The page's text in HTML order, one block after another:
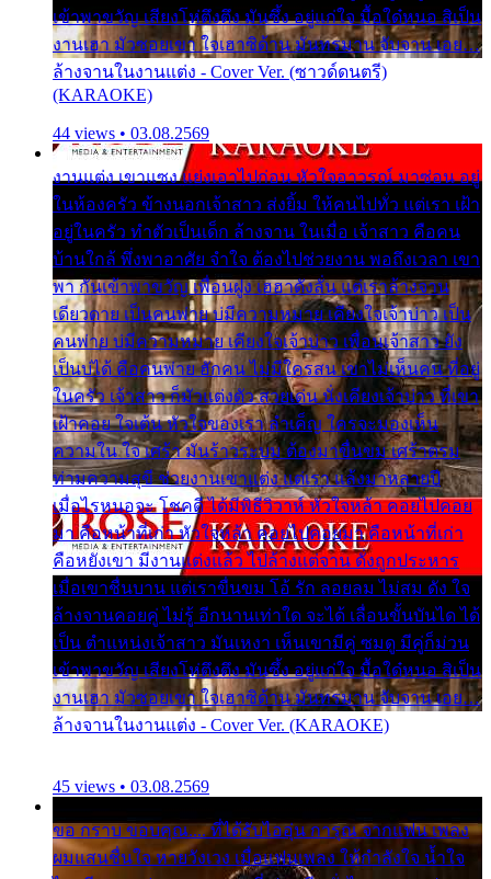
เข้าพาขวัญ เสียงโห่ตึงตึง มันซึ้ง อยู่แก่ใจ มื้อใด๋หนอ สิเป็น
งานเฮา มัวซอยเขา ใจเฮาซิด้าน มันทรมาน จับจาน เอย…
ล้างจานในงานแต่ง - Cover Ver. (ซาวด์ดนตรี)
(KARAOKE)
44 views • 03.08.2569
งานแต่ง เขาแซง แย่งเอาไปก่อน หัวใจอาวรณ์ มาซ่อน อยู่
ในห้องครัว ข้างนอกเจ้าสาว ส่งยิ้ม ให้คนไปทั่ว แต่เรา เฝ้า
อยู่ในครัว ทำตัวเป็นเด็ก ล้างจาน ในเมื่อ เจ้าสาว คือคน
บ้านใกล้ พึ่งพาอาศัย จำใจ ต้องไปช่วยงาน พอถึงเวลา เขา
พา กันเข้าพาขวัญ เพื่อนฝูง เฮฮาดังลั่น แต่เราล้างจาน
เดียวดาย เป็นคนพ่าย บ่มีความหมาย เคียงใจเจ้าบ่าว เป็น
คนพ่าย บ่มีความหมาย เคียงใจเจ้าบ่าว เพื่อนเจ้าสาว ยัง
เป็นบ่ได้ คือคนพ่าย ฮักคน ไม่มีใครสน เขาไม่เห็นคน ที่อยู่
ในครัว เจ้าสาว ก็มัวแต่งตัว สวยเด่น นั่งเคียงเจ้าบ่าว ที่เขา
เฝ้าคอย ใจเต้น หัวใจของเรา ลำเค็ญ ใครจะมองเห็น
ความใน ใจ เศร้า มันร้าวระบม ต้องมาขื่นขม เศร้าตรม
ท่ามความสุขี ช่วยงานเขาแต่ง แต่เรา แล้งมาหลายปี
เมื่อไรหนอจะ โชคดี ได้มีพิธีวิวาห์ หัวใจหล้า คอยไปคอย
มา คือหน้าที่เก่า หัวใจหล้า คอยไปคอยมา คือหน้าที่เก่า
คือหยังเขา มีงานแต่งแล้ว ไปล้างแต่จาน ดั่งถูกประหาร
เมื่อเขาชื่นบาน แต่เราขื่นขม โอ้ รัก ลอยลม ไม่สม ดัง ใจ
ล้างจานคอยคู่ ไม่รู้ อีกนานเท่าใด จะได้ เลื่อนขั้นบันได ได้
เป็น ตำแหน่งเจ้าสาว มันเหงา เห็นเขามีคู่ ซมดู มีคู่ก็ม่วน
เข้าพาขวัญ เสียงโห่ตึงตึง มันซึ้ง อยู่แก่ใจ มื้อใด๋หนอ สิเป็น
งานเฮา มัวซอยเขา ใจเฮาซิด้าน มันทรมาน จับจาน เอย…
ล้างจานในงานแต่ง - Cover Ver. (KARAOKE)
45 views • 03.08.2569
ขอ กราบ ขอบคุณ.... ที่ได้รับไออุ่น การุณ จากแฟน เพลง
ผมแสนชื่นใจ หายวังเวง เมื่อแฟนเพลง ให้กำลังใจ น้ำใจ